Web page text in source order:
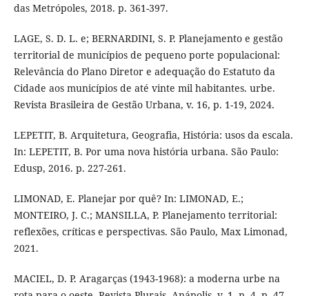
das Metrópoles, 2018. p. 361-397.
LAGE, S. D. L. e; BERNARDINI, S. P. Planejamento e gestão
territorial de municípios de pequeno porte populacional:
Relevância do Plano Diretor e adequação do Estatuto da
Cidade aos municípios de até vinte mil habitantes. urbe.
Revista Brasileira de Gestão Urbana, v. 16, p. 1-19, 2024.
LEPETIT, B. Arquitetura, Geografia, História: usos da escala.
In: LEPETIT, B. Por uma nova história urbana. São Paulo:
Edusp, 2016. p. 227-261.
LIMONAD, E. Planejar por quê? In: LIMONAD, E.;
MONTEIRO, J. C.; MANSILLA, P. Planejamento territorial:
reflexões, críticas e perspectivas. São Paulo, Max Limonad,
2021.
MACIEL, D. P. Aragarças (1943-1968): a moderna urbe na